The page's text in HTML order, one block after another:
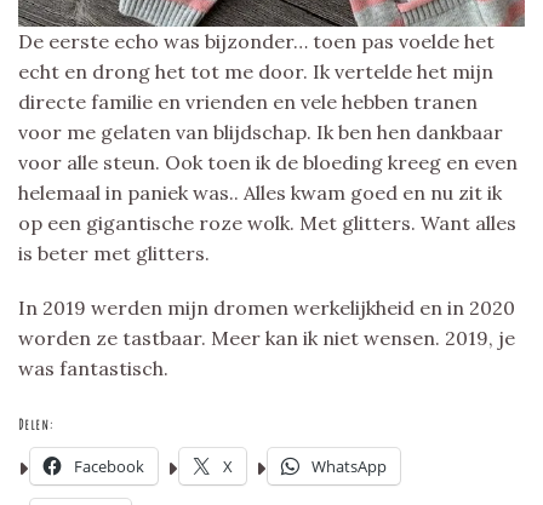
De eerste echo was bijzonder… toen pas voelde het
echt en drong het tot me door. Ik vertelde het mijn
directe familie en vrienden en vele hebben tranen
voor me gelaten van blijdschap. Ik ben hen dankbaar
voor alle steun. Ook toen ik de bloeding kreeg en even
helemaal in paniek was.. Alles kwam goed en nu zit ik
op een gigantische roze wolk. Met glitters. Want alles
is beter met glitters.
In 2019 werden mijn dromen werkelijkheid en in 2020
worden ze tastbaar. Meer kan ik niet wensen. 2019, je
was fantastisch.
Delen:
Facebook X WhatsApp